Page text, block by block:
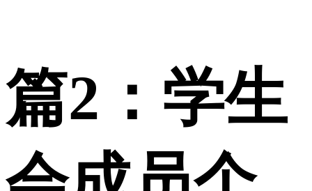
篇2：学生